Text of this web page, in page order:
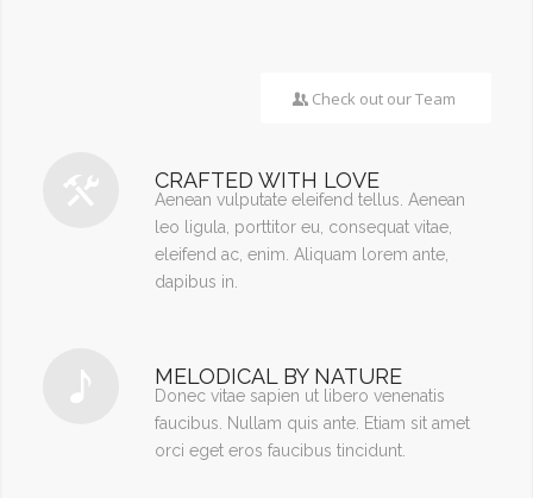
Check out our Team
CRAFTED WITH LOVE
Aenean vulputate eleifend tellus. Aenean
leo ligula, porttitor eu, consequat vitae,
eleifend ac, enim. Aliquam lorem ante,
dapibus in.
MELODICAL BY NATURE
Donec vitae sapien ut libero venenatis
faucibus. Nullam quis ante. Etiam sit amet
orci eget eros faucibus tincidunt.